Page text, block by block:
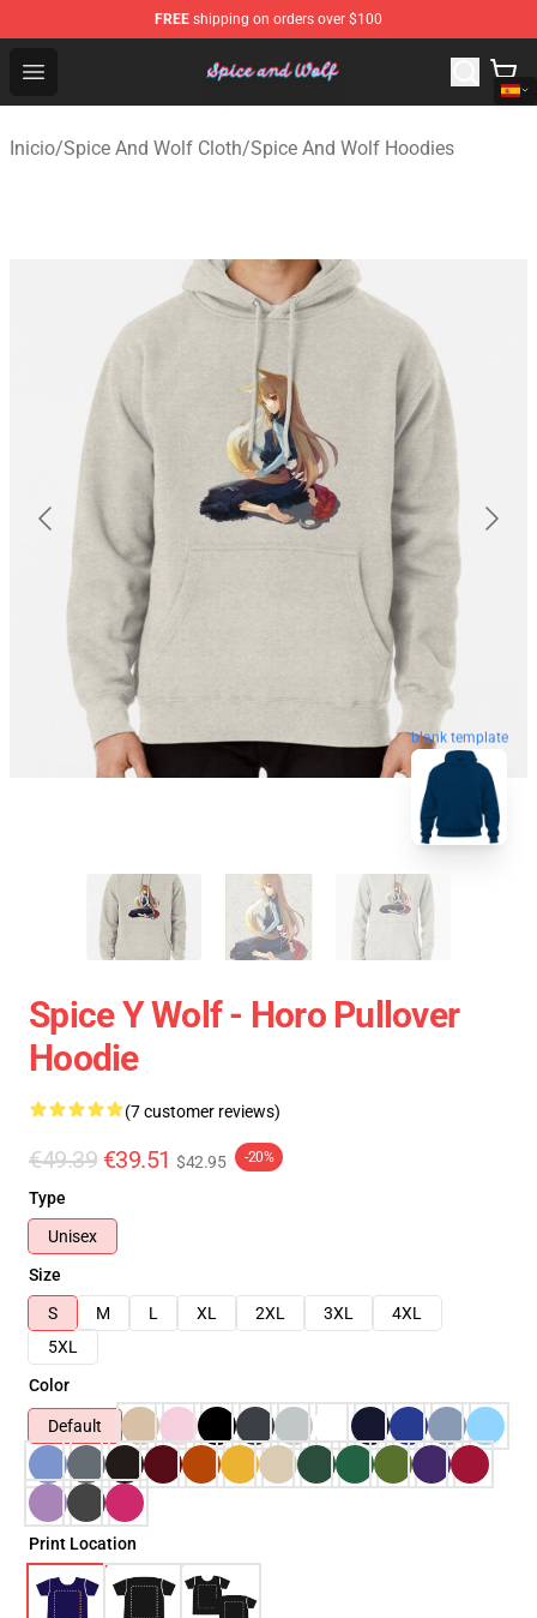
FREE shipping on orders over $100
Open menu
Spice And Wolf Store - Official Spice And Wolf
Inicio/Spice And Wolf Cloth/Spice And Wolf Hoodies
blank template
Spice Y Wolf - Horo Pullover
Hoodie
(7 customer reviews)
€49.39 €39.51 $42.95 -20%
Type
Unisex
Size
S
M L XL 2XL 3XL
4XL
5XL
Color
Default
Print Location